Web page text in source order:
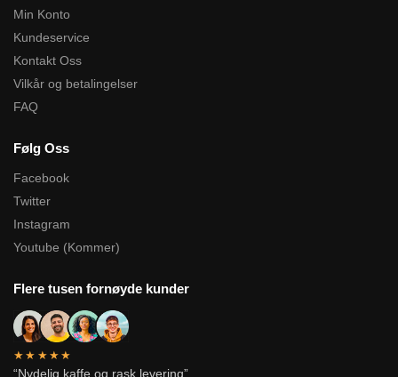
Min Konto
Kundeservice
Kontakt Oss
Vilkår og betalingelser
FAQ
Følg Oss
Facebook
Twitter
Instagram
Youtube (Kommer)
Flere tusen fornøyde kunder
★★★★★
“Nydelig kaffe og rask levering”